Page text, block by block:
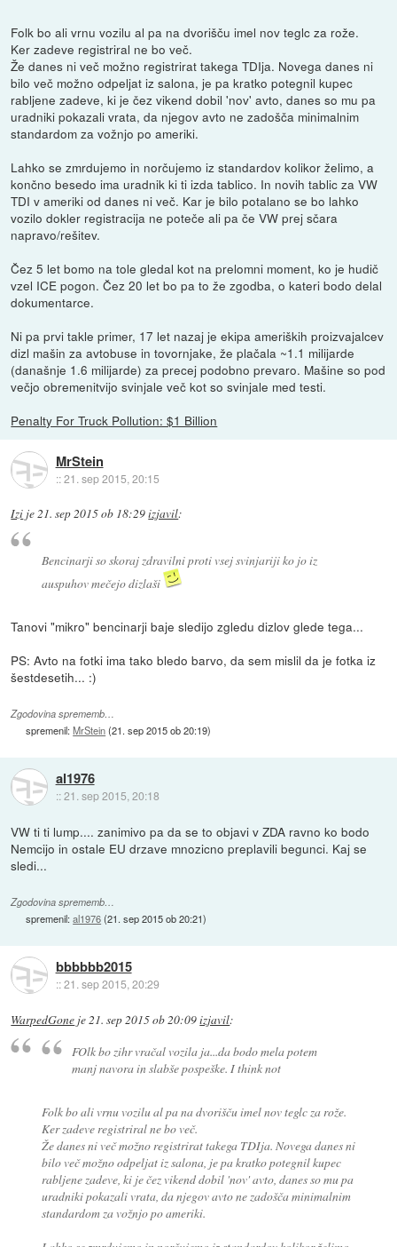
Folk bo ali vrnu vozilu al pa na dvorišču imel nov teglc za rože.
Ker zadeve registriral ne bo več.
Že danes ni več možno registrirat takega TDIja. Novega danes ni
bilo več možno odpeljat iz salona, je pa kratko potegnil kupec
rabljene zadeve, ki je čez vikend dobil 'nov' avto, danes so mu pa
uradniki pokazali vrata, da njegov avto ne zadošča minimalnim
standardom za vožnjo po ameriki.
Lahko se zmrdujemo in norčujemo iz standardov kolikor želimo, a
končno besedo ima uradnik ki ti izda tablico. In novih tablic za VW
TDI v ameriki od danes ni več. Kar je bilo potalano se bo lahko
vozilo dokler registracija ne poteče ali pa če VW prej sčara
napravo/rešitev.
Čez 5 let bomo na tole gledal kot na prelomni moment, ko je hudič
vzel ICE pogon. Čez 20 let bo pa to že zgodba, o kateri bodo delal
dokumentarce.
Ni pa prvi takle primer, 17 let nazaj je ekipa ameriških proizvajalcev
dizl mašin za avtobuse in tovornjake, že plačala ~1.1 milijarde
(današnje 1.6 milijarde) za precej podobno prevaro. Mašine so pod
večjo obremenitvijo svinjale več kot so svinjale med testi.
Penalty For Truck Pollution: $1 Billion
MrStein
::21. sep 2015, 20:15
Izi je21. sep 2015 ob 18:29izjavil:
Bencinarji so skoraj zdravilni proti vsej svinjariji ko jo iz
auspuhov mečejo dizlaši
Tanovi "mikro" bencinarji baje sledijo zgledu dizlov glede tega...
PS: Avto na fotki ima tako bledo barvo, da sem mislil da je fotka iz
šestdesetih... :)
Zgodovina sprememb…
spremenil:MrStein(21. sep 2015 ob 20:19)
al1976
::21. sep 2015, 20:18
VW ti ti lump.... zanimivo pa da se to objavi v ZDA ravno ko bodo
Nemcijo in ostale EU drzave mnozicno preplavili begunci. Kaj se
sledi...
Zgodovina sprememb…
spremenil:al1976(21. sep 2015 ob 20:21)
bbbbbb2015
::21. sep 2015, 20:29
WarpedGone je21. sep 2015 ob 20:09izjavil:
FOlk bo zihr vračal vozila ja...da bodo mela potem
manj navora in slabše pospeške. I think not
Folk bo ali vrnu vozilu al pa na dvorišču imel nov teglc za rože.
Ker zadeve registriral ne bo več.
Že danes ni več možno registrirat takega TDIja. Novega danes ni
bilo več možno odpeljat iz salona, je pa kratko potegnil kupec
rabljene zadeve, ki je čez vikend dobil 'nov' avto, danes so mu pa
uradniki pokazali vrata, da njegov avto ne zadošča minimalnim
standardom za vožnjo po ameriki.